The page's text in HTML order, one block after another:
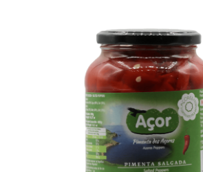
Outras questões
Condições de entrega